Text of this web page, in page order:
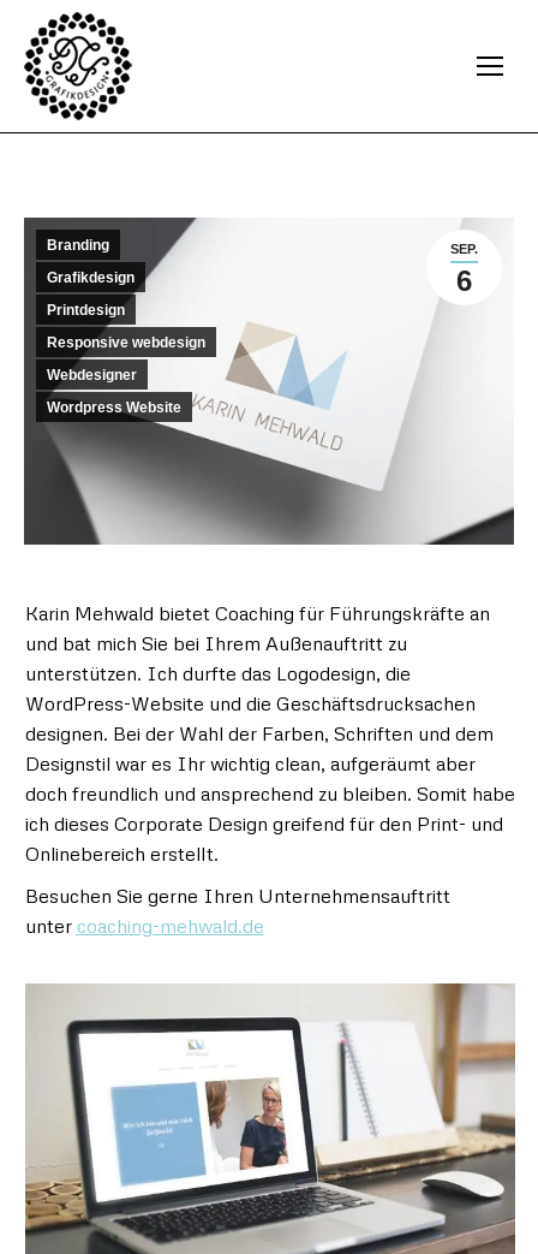
SEP.
6
Branding
Grafikdesign
Printdesign
Responsive webdesign
Webdesigner
Wordpress Website
Karin Mehwald bietet Coaching für Führungskräfte an
und bat mich Sie bei Ihrem Außenauftritt zu
unterstützen. Ich durfte das Logodesign, die
WordPress-Website und die Geschäftsdrucksachen
designen. Bei der Wahl der Farben, Schriften und dem
Designstil war es Ihr wichtig clean, aufgeräumt aber
doch freundlich und ansprechend zu bleiben. Somit habe
ich dieses Corporate Design greifend für den Print- und
Onlinebereich erstellt.
Besuchen Sie gerne Ihren Unternehmensauftritt
unter coaching-mehwald.de